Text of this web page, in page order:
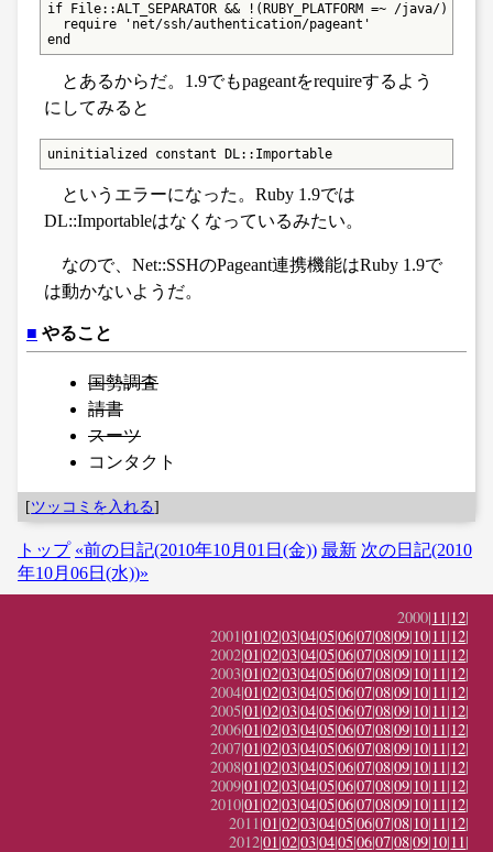
if File::ALT_SEPARATOR && !(RUBY_PLATFORM =~ /java/) &&
  require 'net/ssh/authentication/pageant'
end
とあるからだ。1.9でもpageantをrequireするよう
にしてみると
uninitialized constant DL::Importable
というエラーになった。Ruby 1.9では
DL::Importableはなくなっているみたい。
なので、Net::SSHのPageant連携機能はRuby 1.9で
は動かないようだ。
■ やること
国勢調査
請書
スーツ
コンタクト
[ツッコミを入れる]
トップ «前の日記(2010年10月01日(金)) 最新 次の日記(2010
年10月06日(水))»
2000|11|12|
2001|01|02|03|04|05|06|07|08|09|10|11|12|
2002|01|02|03|04|05|06|07|08|09|10|11|12|
2003|01|02|03|04|05|06|07|08|09|10|11|12|
2004|01|02|03|04|05|06|07|08|09|10|11|12|
2005|01|02|03|04|05|06|07|08|09|10|11|12|
2006|01|02|03|04|05|06|07|08|09|10|11|12|
2007|01|02|03|04|05|06|07|08|09|10|11|12|
2008|01|02|03|04|05|06|07|08|09|10|11|12|
2009|01|02|03|04|05|06|07|08|09|10|11|12|
2010|01|02|03|04|05|06|07|08|09|10|11|12|
2011|01|02|03|04|05|06|07|08|10|11|12|
2012|01|02|03|04|05|06|07|08|09|10|11|